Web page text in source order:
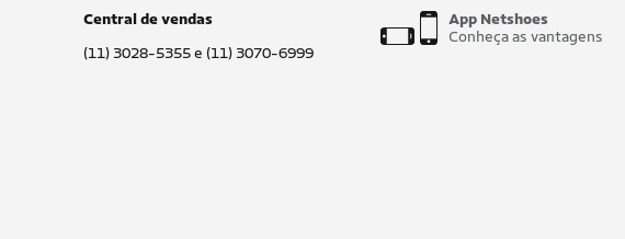
Central de vendas
(11) 3028-5355 e (11) 3070-6999
App Netshoes
Conheça as vantagens